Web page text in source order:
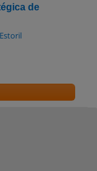
de